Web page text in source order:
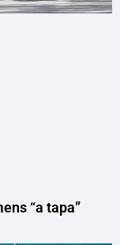
“a tapa”